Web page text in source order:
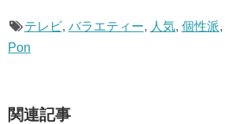
テレビ, バラエティー, 人気, 個性派,
Pon
関連記事